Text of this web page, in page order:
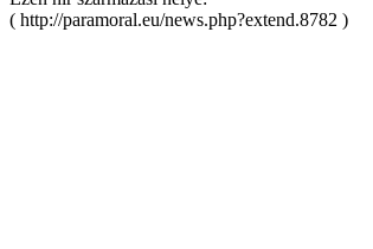
( http://paramoral.eu/news.php?extend.8782 )